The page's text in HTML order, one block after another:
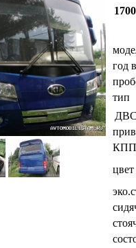
год
тип
КПП
цвет